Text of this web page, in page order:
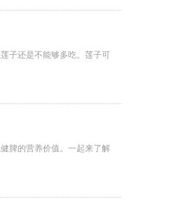
子还是不能够多吃。莲子可
脾的营养价值。一起来了解